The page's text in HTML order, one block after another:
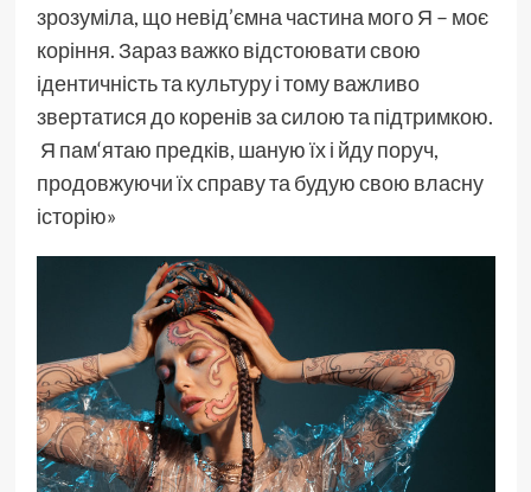
зрозуміла, що невід’ємна частина мого Я – моє
коріння. Зараз важко відстоювати свою
ідентичність та культуру і тому важливо
звертатися до коренів за силою та підтримкою.
Я пам‘ятаю предків, шаную їх і йду поруч,
продовжуючи їх справу та будую свою власну
історію»